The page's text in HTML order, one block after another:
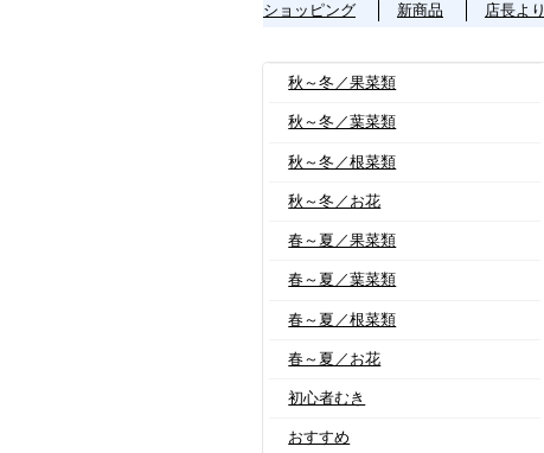
ショッピング 新商品 店長より
秋～冬／果菜類
秋～冬／葉菜類
秋～冬／根菜類
秋～冬／お花
春～夏／果菜類
春～夏／葉菜類
春～夏／根菜類
春～夏／お花
初心者むき
おすすめ